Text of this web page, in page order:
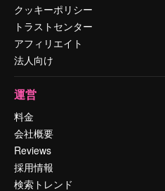
クッキーポリシー
トラストセンター
アフィリエイト
法人向け
運営
料金
会社概要
Reviews
採用情報
検索トレンド